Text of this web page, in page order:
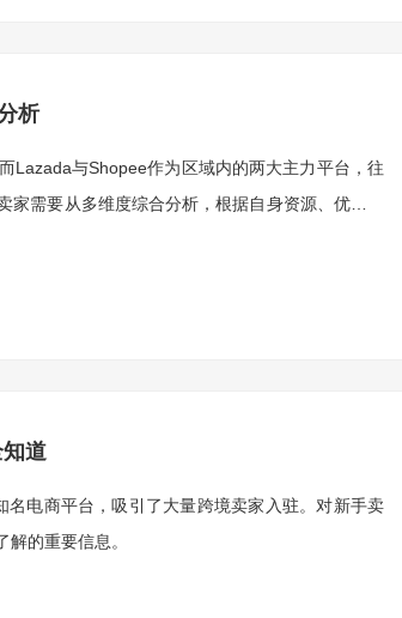
析
Lazada与Shopee作为区域内的两大主力平台，往
需要从多维度综合分析，根据自身资源、优势与
道
电商平台，吸引了大量跨境卖家入驻。对新手卖
的重要信息。